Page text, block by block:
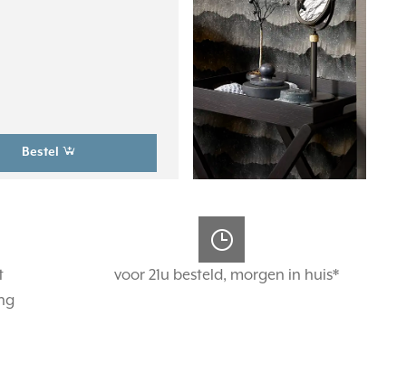
Bestel
voor 21u besteld, morgen in huis*